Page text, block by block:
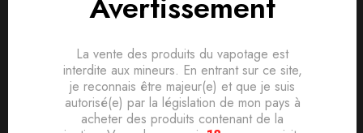
Based on 0 Reviews
Ajouter mon avis
Il n'y a pas encore d'avis, donnez le vôtre en premier !
question sur ce produit Poser ma question
Aucune question actuellement. Devenez le premier à poser
votre question !
Produits connexes
SOLDOUT
La vente des produits du vapotage est
interdite aux mineurs. En entrant sur ce site,
je reconnais être majeur(e) et que je suis
autorisé(e) par la législation de mon pays à
acheter des produits contenant de la